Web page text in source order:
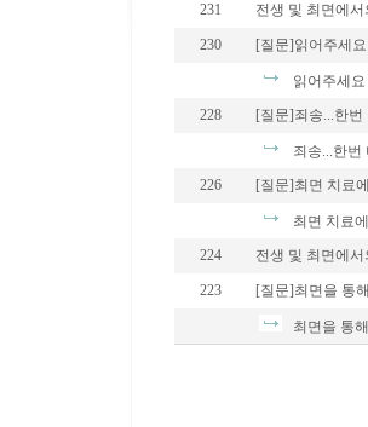
231 전생 및 최면에
230 [질문]읽어주세요
읽어주세요
228
[질문]죄송...한번
죄송...한번
226
[질문]최면 치료
최면 치료
224
전생 및 최면에
223 [질문]최면을 통
최면을 통